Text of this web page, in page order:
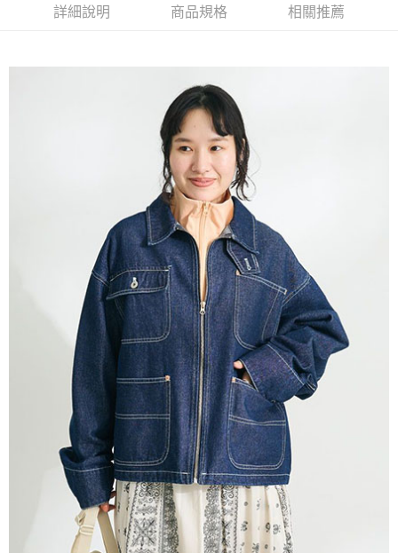
流程，驗證手機門號後，選擇欲分期的期數、繳款截止日，確認付款後即完
1.分期款項不併入電信帳單，「大哥付你分期」於每月結算日後寄送繳費提
2.透過簡訊連結打開帳單後，可選擇「超商條碼／台灣大直營門市／銀行轉
帳／街口支付／iPASS MONEY」等通路繳費。
1.本服務係由「台灣大哥大股份有限公司」（以下簡稱本公司）所提供，讓
用戶於交易時，得透過本服務購買商品或服務，並由商店將買賣／分期付款
買賣價金債權讓與本公司後，依約使用本公司帳單繳交帳款。
2.基於同意付款使用「大哥付你分期」之契約關係目的，商店將以您的個人
資料（包含姓名、電話或地址）提供予台灣大哥大進項蒐集、處理及利用，
由本公司與您本人進行分期帳單所需資料之確認、核對及更正。
3.完整用戶服務條款，請詳閱以下連結： https://oppay.tw/userRule
【關於「AFTEE先享後付」】
１．簡單：不需註冊會員、不需綁卡、不需儲值。
２．便利：只要手機號碼，簡訊認證，即可結帳。
３．安心：先確認商品／服務後，再付款。
【「AFTEE先享後付」結帳流程】
１．於結帳方式選擇「AFTEE先享後付」後，將跳轉至「AFTEE先享後付」
結帳頁面，進行簡訊認證並確認金額後，即可完成結帳。
２．訂單成立數日內，您將收到繳費通知簡訊。
３．收到繳費通知簡訊後14天內，點擊此簡訊中的連結，可透過四大超商／
ATM／網路銀行／等多元方式進行付款，方視為交易完成。
※ 請注意：結帳手續完成當下不需立刻繳費，但若您需要取消訂單，請聯絡
購買商品的店家。未經商家同意取消之訂單仍視為有效，需透過AFTEE先享
後付繳納相關費用。
※ 交易是否成功請以「AFTEE先享後付 」之結帳頁面顯示為準，若有關於
是否繳費成功／繳費後需取消欲退款等相關疑問，請聯繫「AFTEE先享後付
客戶支援中心」
https://netprotections.freshdesk.com/support/home
【注意事項】
１．透過由恩沛科技股份有限公司提供之「AFTEE先享後付」服務完成之交
易，需依本服務之必要範圍內提供個人資料，並將交易相關給付款項請求債
權轉讓予恩沛科技股份有限公司。
２．關於個人資料處理事宜，請瀏覽以下網址：
https://aftee.tw/terms/#terms3
３．未成年的使用者請事先徵得法定代理人或監護人之同意方可使用
「AFTEE先享後付」，若未經同意申辦者引起之損失，本公司不負相關責
４．使用「AFTEE先享後付」時，將依據個別帳號之用戶狀況，依本公司即
時審查核予不同之上限額度；若仍有額度不足之情形，本公司將視審查結果
請求用戶進行身份認證。
５．嚴禁一人註冊多個帳號或使用他人資訊註冊。若發現惡意使用之情形，
恩沛科技股份有限公司將有權停止該用戶之使用額度並採取法律行動。
每筆NT$60，滿NT$388(含以上)免運費
每筆NT$60，滿NT$388(含以上)免運費
每筆NT$60，滿NT$888(含以上)免運費
每筆NT$60，滿NT$888(含以上)免運費
7-11取貨付款
每筆NT$60，滿NT$888(含以上)免運費
每筆NT$60，滿NT$888(含以上)免運費
每筆NT$90，滿NT$888(含以上)免運費
詳細說明 商品規格 相關推薦